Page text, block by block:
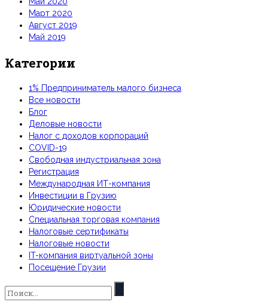
Март 2020
Август 2019
Май 2019
Категории
1% Предприниматель малого бизнеса
Все новости
Блог
Деловые новости
Налог с доходов корпораций
COVID-19
Свободная индустриальная зона
Регистрация
Международная ИТ-компания
Инвестиции в Грузию
Юридические новости
Специальная торговая компания
Налоговые сертификаты
Налоговые новости
IT-компания виртуальной зоны
Посещение Грузии
Искать: